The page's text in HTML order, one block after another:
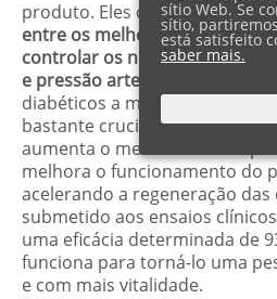
produto. Eles confirmam que
entre os melhores
controlar os níveis de glicose
e pressão arterial
diabéticos a manter um peso
bastante crucial para a sua
aumenta o metabolismo. O
melhora o funcionamento do
acelerando a regeneração das
submetido aos ensaios
uma eficácia determinada de
funciona para torná-lo uma
e com mais vitalidade.
sítio Web. Se
sítio,
está satisfeito
saber mais.